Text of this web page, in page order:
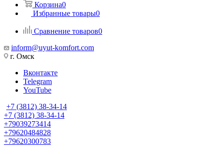
Корзина0
Избранные товары0
Сравнение товаров0
inform@uyut-komfort.com
г. Омск
Вконтакте
Telegram
YouTube
+7 (3812) 38-34-14
+7 (3812) 38-34-14
+79039273414
+79620484828
+79620300783